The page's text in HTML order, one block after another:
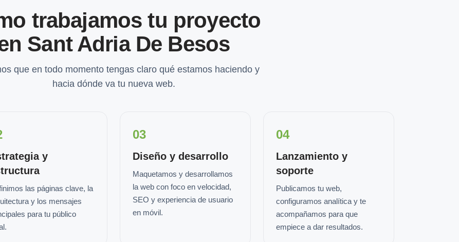
trabajamos tu proyecto
Sant Adria De Besos
que en todo momento tengas claro qué estamos haciendo y
hacia dónde va tu nueva web.
y
las páginas clave, la
y los mensajes
para tu público
03
Diseño y desarrollo
Maquetamos y desarrollamos
la web con foco en velocidad,
SEO y experiencia de usuario
en móvil.
04
Lanzamiento y
soporte
Publicamos tu web,
configuramos analítica y te
acompañamos para que
empiece a dar resultados.